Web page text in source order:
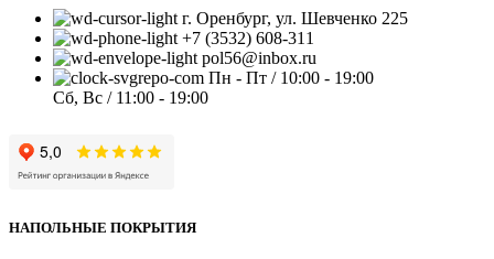
г. Оренбург, ул. Шевченко 225
+7 (3532) 608-311
pol56@inbox.ru
Пн - Пт / 10:00 - 19:00
Сб, Вс / 11:00 - 19:00
НАПОЛЬНЫЕ ПОКРЫТИЯ